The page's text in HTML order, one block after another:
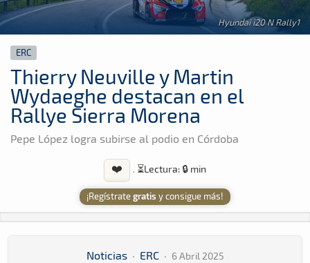
Hyundai i20 N Rally1
ERC
Thierry Neuville y Martin
Wydaeghe destacan en el
Rallye Sierra Morena
Pepe López logra subirse al podio en Córdoba
❤️ · ⏳Lectura: 🔒 min
¡Regístrategratis y consigue más!
Noticias · ERC · 6 Abril 2025